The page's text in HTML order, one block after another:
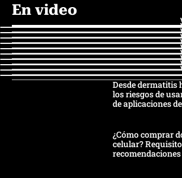
En video
Desde dermatitis
los riesgos de
de aplicaciones
¿Cómo comprar
celular?
recomendaciones